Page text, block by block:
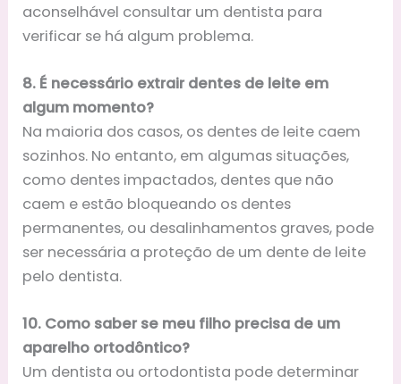
aconselhável consultar um dentista para
verificar se há algum problema.
8. É necessário extrair dentes de leite em
algum momento?
Na maioria dos casos, os dentes de leite caem
sozinhos. No entanto, em algumas situações,
como dentes impactados, dentes que não
caem e estão bloqueando os dentes
permanentes, ou desalinhamentos graves, pode
ser necessária a proteção de um dente de leite
pelo dentista.
10. Como saber se meu filho precisa de um
aparelho ortodôntico?
Um dentista ou ortodontista pode determinar